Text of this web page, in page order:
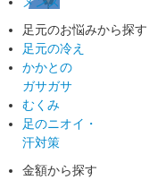
足元のお悩みから探す
足元の冷え
かかとの
ガサガサ
むくみ
足のニオイ・
汗対策
金額から探す